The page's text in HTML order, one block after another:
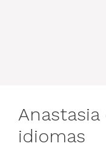
idiomas